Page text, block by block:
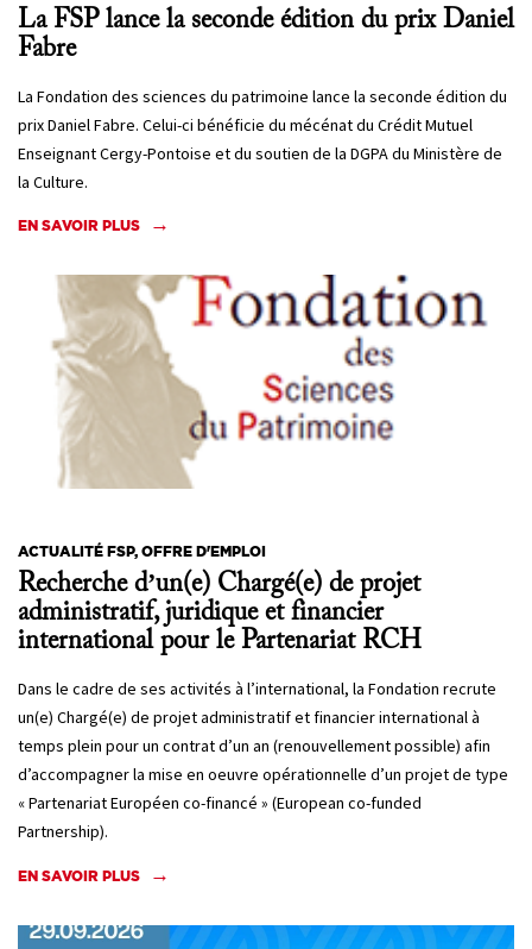
La FSP lance la seconde édition du prix Daniel
Fabre
La Fondation des sciences du patrimoine lance la seconde édition du
prix Daniel Fabre. Celui-ci bénéficie du mécénat du Crédit Mutuel
Enseignant Cergy-Pontoise et du soutien de la DGPA du Ministère de
la Culture.
EN SAVOIR PLUS
ACTUALITÉ FSP, OFFRE D'EMPLOI
Recherche d’un(e) Chargé(e) de projet
administratif, juridique et financier
international pour le Partenariat RCH
Dans le cadre de ses activités à l’international, la Fondation recrute
un(e) Chargé(e) de projet administratif et financier international à
temps plein pour un contrat d’un an (renouvellement possible) afin
d’accompagner la mise en oeuvre opérationnelle d’un projet de type
« Partenariat Européen co-financé » (European co-funded
Partnership).
EN SAVOIR PLUS